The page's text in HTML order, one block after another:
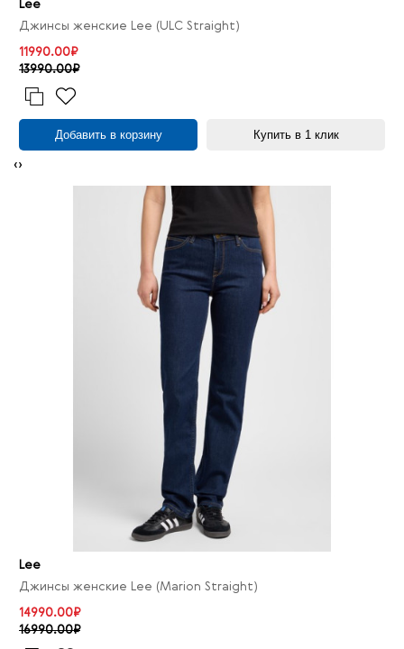
Lee
Джинсы женские Lee (ULC Straight)
11990.00₽
13990.00₽
Добавить в корзину Купить в 1 клик
‹›
Lee
Джинсы женские Lee (Marion Straight)
14990.00₽
16990.00₽